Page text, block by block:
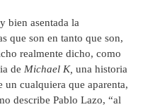
bien asentada la
que son en tanto que son,
realmente dicho, como
de Michael K, una historia
un cualquiera que aparenta,
describe Pablo Lazo, “al